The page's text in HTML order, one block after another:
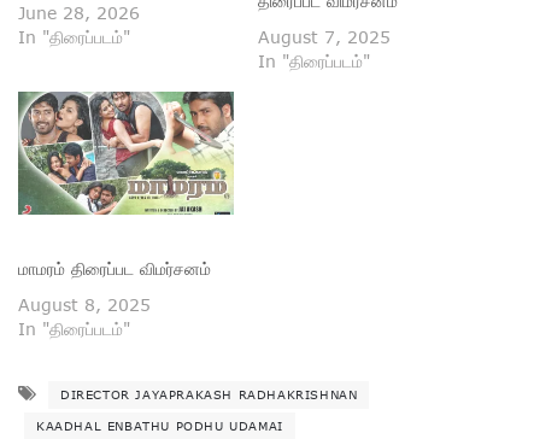
June 28, 2026
In "திரைப்படம்"
August 7, 2025
In "திரைப்படம்"
மாமரம் திரைப்பட விமர்சனம்
August 8, 2025
In "திரைப்படம்"
DIRECTOR JAYAPRAKASH RADHAKRISHNAN
KAADHAL ENBATHU PODHU UDAMAI